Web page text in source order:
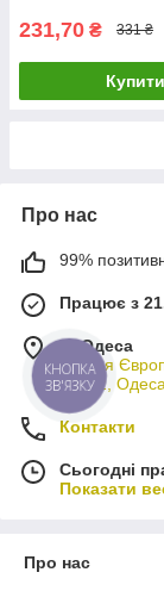
231,70 ₴ 331 ₴
Купити
Про нас
99%
Працює з
м. Одеса
вулиця
65012,
Контакти
Сьогодні
Показати
Про нас
КНОПКА
ЗВ'ЯЗКУ